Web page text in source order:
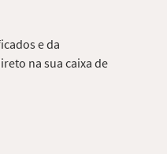
e da
na sua caixa de